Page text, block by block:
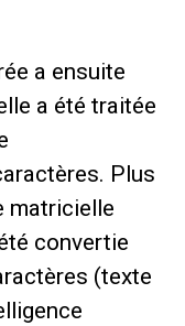
a ensuite
a été traitée
Plus
matricielle
convertie
(texte